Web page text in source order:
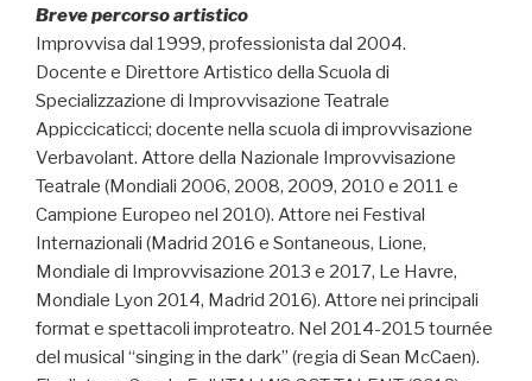
Breve percorso artistico
Improvvisa dal 1999, professionista dal 2004.
Docente e Direttore Artistico della Scuola di
Specializzazione di Improvvisazione Teatrale
Appiccicaticci; docente nella scuola di improvvisazione
Verbavolant. Attore della Nazionale Improvvisazione
Teatrale (Mondiali 2006, 2008, 2009, 2010 e 2011 e
Campione Europeo nel 2010). Attore nei Festival
Internazionali (Madrid 2016 e Sontaneous, Lione,
Mondiale di Improvvisazione 2013 e 2017, Le Havre,
Mondiale Lyon 2014, Madrid 2016). Attore nei principali
format e spettacoli improteatro. Nel 2014-2015 tournée
del musical “singing in the dark” (regia di Sean McCaen).